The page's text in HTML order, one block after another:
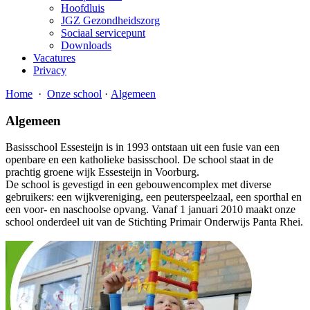
Hoofdluis
JGZ Gezondheidszorg
Sociaal servicepunt
Downloads
Vacatures
Privacy
Home · Onze school · Algemeen
Algemeen
Basisschool Essesteijn is in 1993 ontstaan uit een fusie van een
openbare en een katholieke basisschool. De school staat in de
prachtig groene wijk Essesteijn in Voorburg.
De school is gevestigd in een gebouwencomplex met diverse
gebruikers: een wijkvereniging, een peuterspeelzaal, een sporthal en
een voor- en naschoolse opvang. Vanaf 1 januari 2010 maakt onze
school onderdeel uit van de Stichting Primair Onderwijs Panta Rhei.